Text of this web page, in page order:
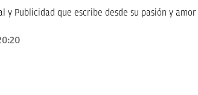
y Publicidad que escribe desde su pasión y amor